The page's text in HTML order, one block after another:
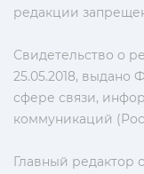
редакции
Свидетельство о
25.05.2018, выдано
сфере связи,
коммуникаций
Главный редактор